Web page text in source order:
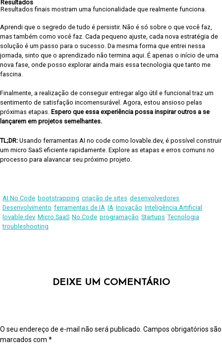
Resultados
Resultados finais mostram uma funcionalidade que realmente funciona.
Aprendi que o segredo de tudo é persistir. Não é só sobre o que você faz,
mas também como você faz. Cada pequeno ajuste, cada nova estratégia de
solução é um passo para o sucesso. Da mesma forma que entrei nessa
jornada, sinto que o aprendizado não termina aqui. É apenas o início de uma
nova fase, onde posso explorar ainda mais essa tecnologia que tanto me
fascina.
Finalmente, a realização de conseguir entregar algo útil e funcional traz um
sentimento de satisfação incomensurável. Agora, estou ansioso pelas
próximas etapas. Espero que essa experiência possa inspirar outros a se
lançarem em projetos semelhantes.
TL;DR: Usando ferramentas AI no code como lovable.dev, é possível construir
um micro SaaS eficiente rapidamente. Explore as etapas e erros comuns no
processo para alavancar seu próximo projeto.
AI No Code bootstrapping criação de sites desenvolvedores
Desenvolvimento ferramentas de IA IA Inovação Inteligência Artificial
lovable.dev Micro SaaS No Code programação Startups Tecnologia
troubleshooting
DEIXE UM COMENTÁRIO
O seu endereço de e-mail não será publicado. Campos obrigatórios são
marcados com *